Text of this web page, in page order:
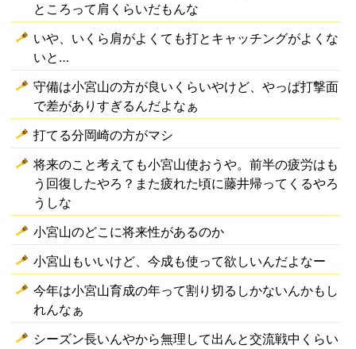
ところって肩くらいだもんな
いや、いくら肩がよくても打とキャッチングがよくな
いと…
守備は小宮山の方が良いくらいやけど、やっぱ打撃面
で差がありすぎるんだよなぁ
打てる分岡崎の方がマシ
将来のこと考えても小宮山使おうや。前半の疲労はも
う回復したやろ？また疲れた頃に藤井帰ってくるやろ
うしな
小宮山のどこに将来性があるのか
小宮山もいいけど、今成も使って欲しいんだよなー
今年は小宮山育成の年って割り切るしかないんかもし
れんなぁ
シーズン長いんやから無理して出んと交流戦中くらい